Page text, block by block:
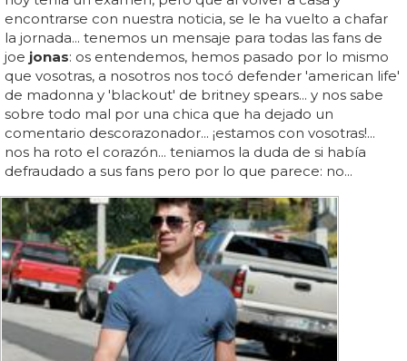
encontrarse con nuestra noticia, se le ha vuelto a chafar
la jornada... tenemos un mensaje para todas las fans de
joe jonas: os entendemos, hemos pasado por lo mismo
que vosotras, a nosotros nos tocó defender 'american life'
de madonna y 'blackout' de britney spears... y nos sabe
sobre todo mal por una chica que ha dejado un
comentario descorazonador... ¡estamos con vosotras!...
nos ha roto el corazón... teniamos la duda de si había
defraudado a sus fans pero por lo que parece: no...